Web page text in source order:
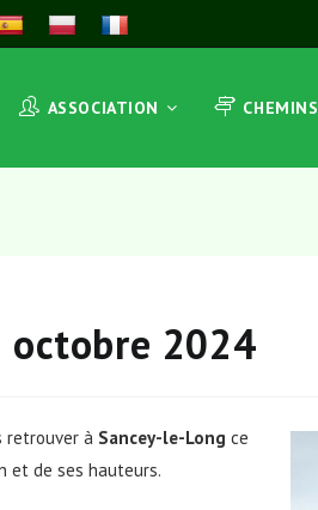
ASSOCIATION CHEMINS
octobre 2024
retrouver à Sancey-le-Long ce
et de ses hauteurs.